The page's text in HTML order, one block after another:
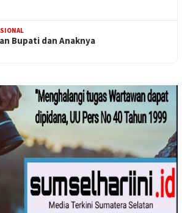
Bupati dan Anaknya